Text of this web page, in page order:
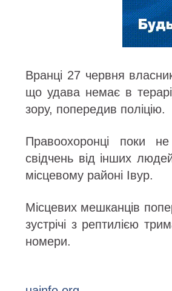
Вранці 27 червня
що удава немає в
зору, попередив поліцію.
Правоохоронці поки
свідчень від інших
місцевому районі Івур.
Місцевих мешканців
зустрічі з рептилією
номери.